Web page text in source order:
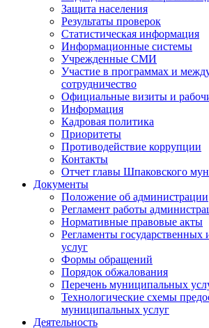
Защита населения
Результаты проверок
Статистическая информация
Информационные системы
Учрежденные СМИ
Участие в программах и
сотрудничество
Официальные визиты и
Информация
Кадровая политика
Приоритеты
Противодействие коррупции
Контакты
Отчет главы Шпаковского
Документы
Положение об администрации
Регламент работы
Нормативные правовые акты
Регламенты
услуг
Формы обращений
Порядок обжалования
Перечень муниципальных
Технологические схемы
муниципальных услуг
Деятельность